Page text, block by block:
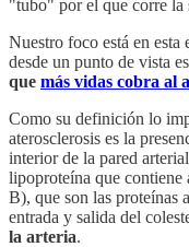
"tubo" por el que corre la
Nuestro foco está en esta
desde un punto de vista
que más vidas cobra al
Como su definición lo
aterosclerosis es la
interior de la pared
lipoproteína que contiene
B), que son las proteínas
entrada y salida del
la arteria.